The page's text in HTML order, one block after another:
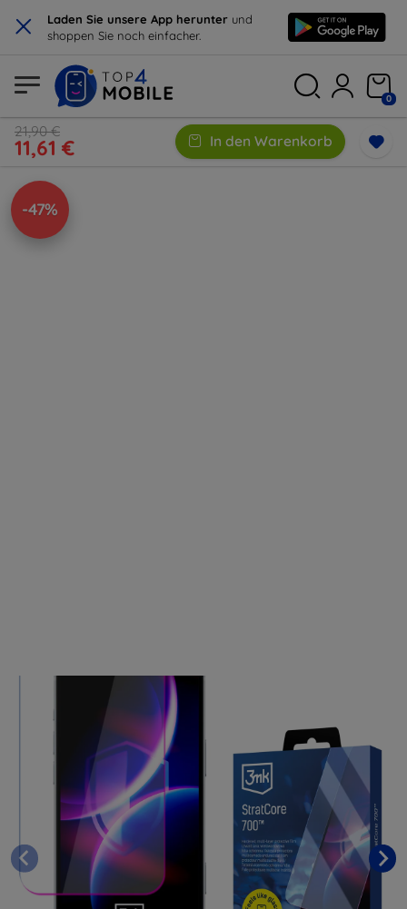
× Laden Sie unsere App herunter und
shoppen Sie noch einfacher.
0
21,90 €
11,61 € In den Warenkorb
-47%